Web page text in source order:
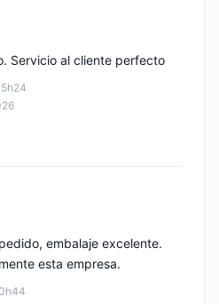
Servicio al cliente perfecto
embalaje excelente.
esta empresa.